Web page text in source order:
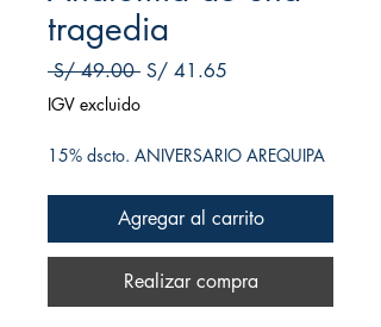
tragedia
S/ 49.00 Precio
S/ 41.65
IGV excluido
15% dscto. ANIVERSARIO AREQUIPA
Agregar al carrito
Realizar compra